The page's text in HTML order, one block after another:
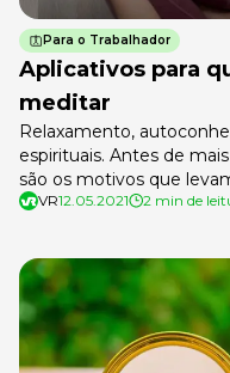
Para o Trabalhador
Aplicativos para
meditar
Relaxamento,
espirituais. Antes de
são os motivos que
meditação. Em tempos
a meditar pode parecer
VR12.05.2021 2 min de